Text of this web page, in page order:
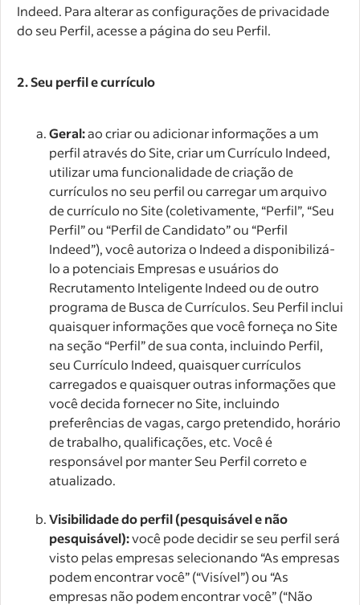
Indeed. Para alterar as configurações de privacidade
do seu Perfil, acesse a página do seu Perfil.
2.Seu perfil e currículo
Geral:ao criar ou adicionar informações a um
perfil através do Site, criar um Currículo Indeed,
utilizar uma funcionalidade de criação de
currículos no seu perfil ou carregar um arquivo
de currículo no Site (coletivamente, “Perfil”, “Seu
Perfil” ou “Perfil de Candidato” ou “Perfil
Indeed”), você autoriza o Indeed a disponibilizá-
lo a potenciais Empresas e usuários do
Recrutamento Inteligente Indeed ou de outro
programa de Busca de Currículos. Seu Perfil inclui
quaisquer informações que você forneça no Site
na seção “Perfil” de sua conta, incluindo Perfil,
seu Currículo Indeed, quaisquer currículos
carregados e quaisquer outras informações que
você decida fornecer no Site, incluindo
preferências de vagas, cargo pretendido, horário
de trabalho, qualificações, etc. Você é
responsável por manter Seu Perfil correto e
atualizado.
Visibilidade do perfil (pesquisável e não
pesquisável):você pode decidir se seu perfil será
visto pelas empresas selecionando “As empresas
podem encontrar você” (“Visível”) ou “As
empresas não podem encontrar você” (“Não